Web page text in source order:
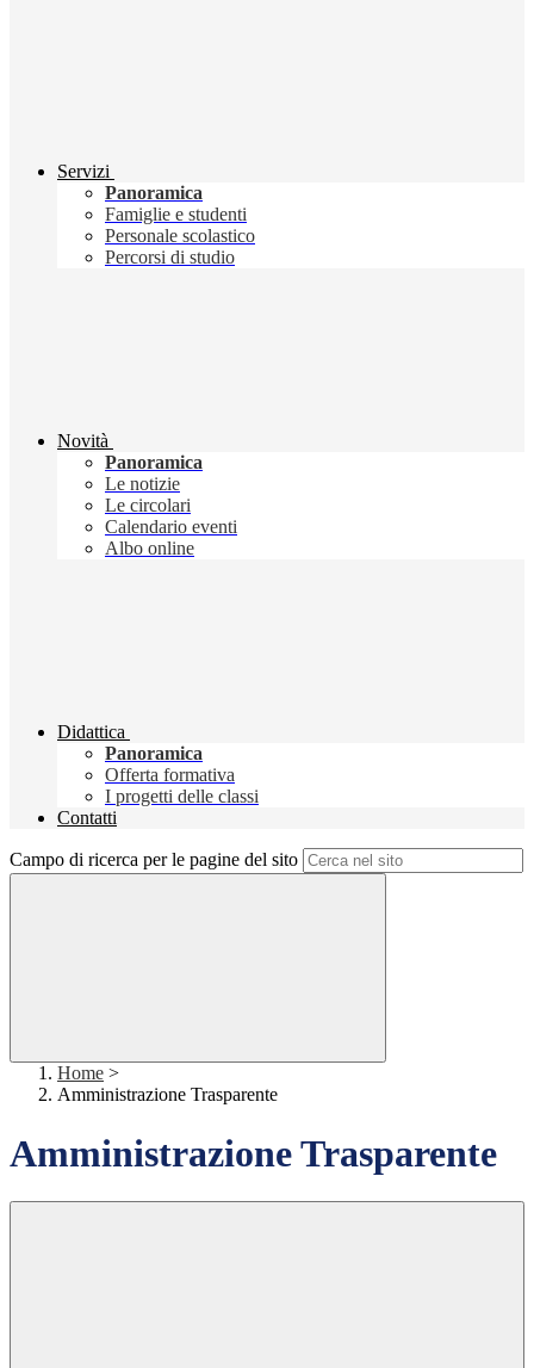
Servizi
Panoramica
Famiglie e studenti
Personale scolastico
Percorsi di studio
Novità
Panoramica
Le notizie
Le circolari
Calendario eventi
Albo online
Didattica
Panoramica
Offerta formativa
I progetti delle classi
Contatti
Campo di ricerca per le pagine del sito
Home >
Amministrazione Trasparente
Amministrazione Trasparente